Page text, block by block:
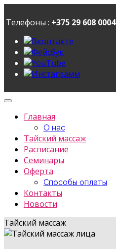
Телефоны : +375 29 608 0004
Главная
О нас
Тайский массаж
Расписание
Семинары
Оферта
Способы оплаты
Контакты
Новости
Тайский массаж